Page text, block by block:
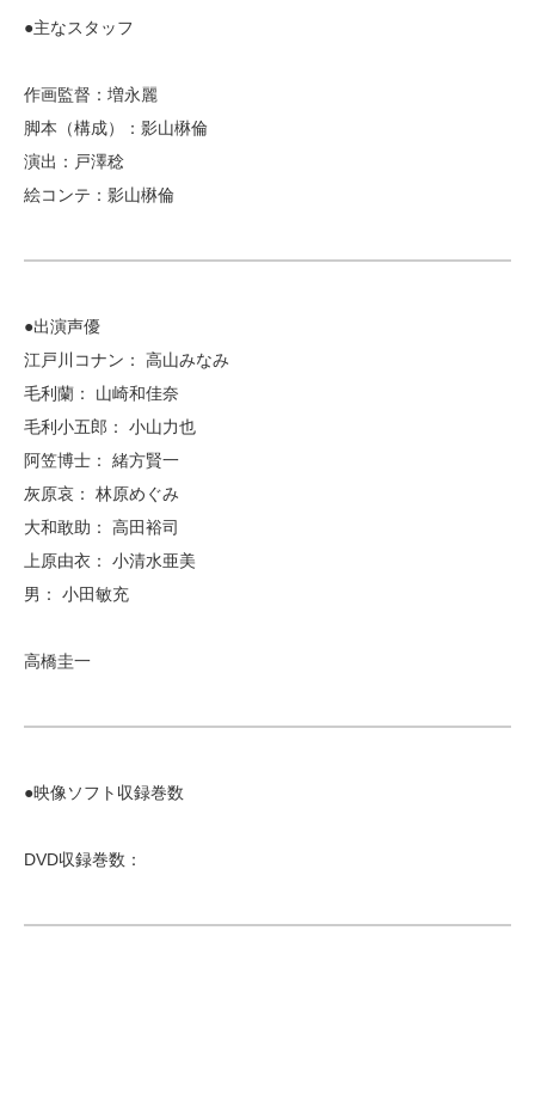
●主なスタッフ
作画監督：増永麗
脚本（構成）：影山楙倫
演出：戸澤稔
絵コンテ：影山楙倫
●出演声優
江戸川コナン： 高山みなみ
毛利蘭： 山崎和佳奈
毛利小五郎： 小山力也
阿笠博士： 緒方賢一
灰原哀： 林原めぐみ
大和敢助： 高田裕司
上原由衣： 小清水亜美
男： 小田敏充
高橋圭一
●映像ソフト収録巻数
DVD収録巻数：